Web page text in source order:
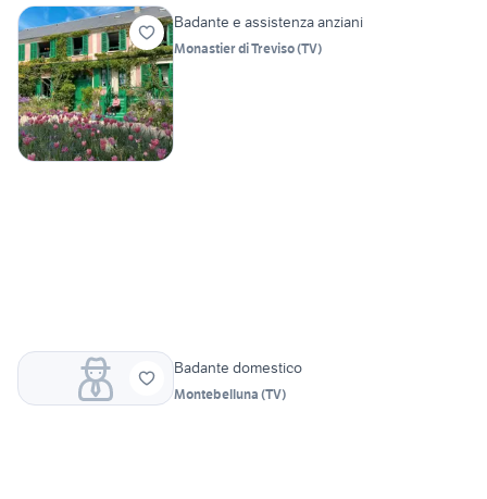
Badante e assistenza anziani
Monastier di Treviso(TV)
Badante domestico
Montebelluna (TV)